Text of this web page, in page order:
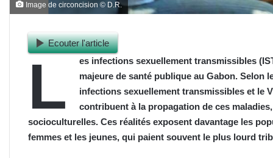
Image de circoncision © D.R.
Ecouter l'article
L
es infections sexuellement transmissibles
majeure de santé publique au Gabon. Selon
infections sexuellement transmissibles et le
contribuent à la propagation de ces
socioculturelles. Ces réalités exposent davantage les
femmes et les jeunes, qui paient souvent le plus lourd